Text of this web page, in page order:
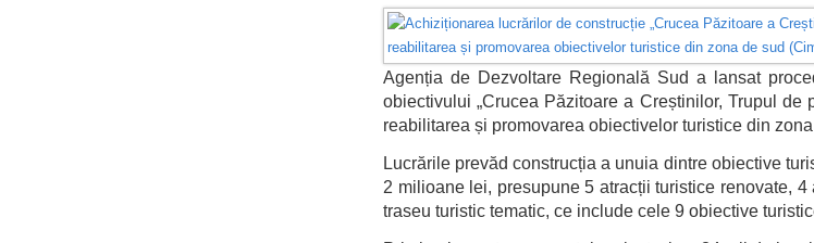
Agenția de Dezvoltare Regională Sud a lansat
obiectivului „Crucea Păzitoare a Creștinilor, Trupul de
reabilitarea și promovarea obiectivelor turistice din
Lucrările prevăd construcția a unuia dintre obiective
2 milioane lei, presupune 5 atracții turistice renovate,
traseu turistic tematic, ce include cele 9 obiective